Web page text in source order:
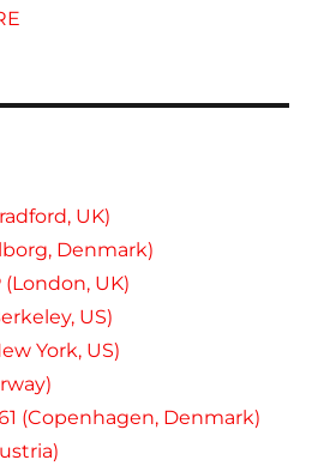
UK)
Denmark)
(London, UK)
US)
York, US)
(Copenhagen, Denmark)